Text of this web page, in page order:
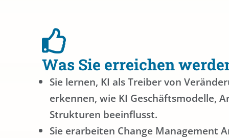
Was Sie erreichen
Sie lernen, KI als Treiber von
erkennen, wie KI Geschäftsmodelle,
Strukturen beeinflusst.
Sie erarbeiten Change Management